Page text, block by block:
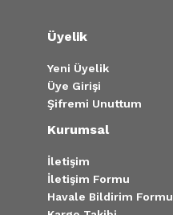
Üyelik
Yeni Üyelik
Üye Girişi
Şifremi Unuttum
Kurumsal
İletişim
İletişim Formu
Havale Bildirim Formu